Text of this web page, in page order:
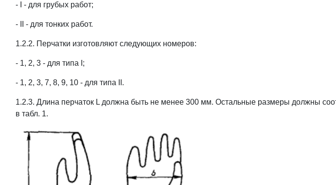
- I - для грубых работ;
- II - для тонких работ.
1.2.2. Перчатки изготовляют следующих номеров:
- 1, 2, 3 - для типа I;
- 1, 2, 3, 7, 8, 9, 10 - для типа II.
1.2.3. Длина перчаток L должна быть не менее 300 мм. Остальные размеры должны
в табл. 1.